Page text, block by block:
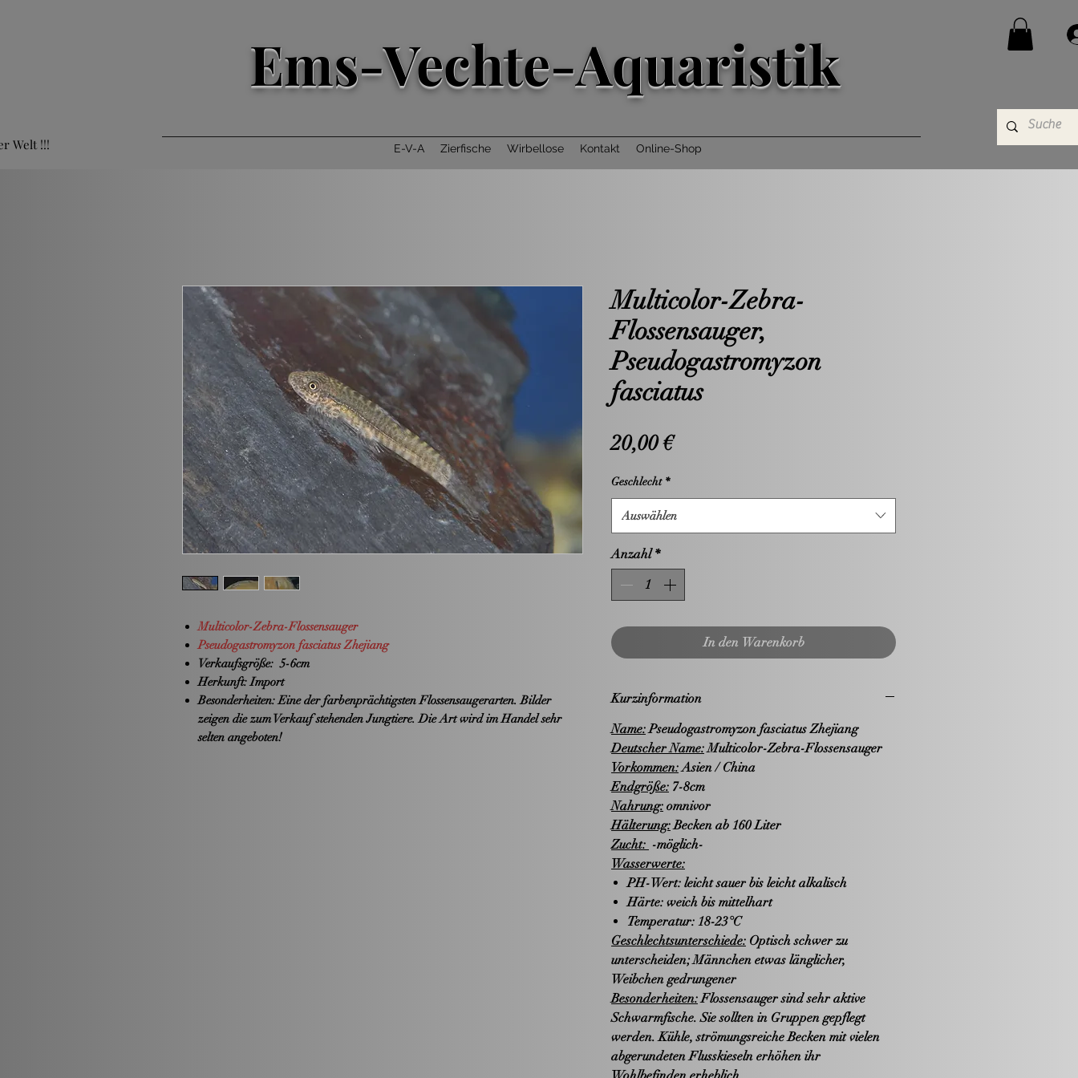
Welt !!!
Ems-Vechte-Aquaristik
E-V-A Zierfische Wirbellose Kontakt Online-Shop
Multicolor-Zebra-Flossensauger
Pseudogastromyzon fasciatus Zhejiang
Verkaufsgröße: 5-6cm
Herkunft:Import
Besonderheiten:Eine der farbenprächtigsten Flossensaugerarten. Bilder
zeigen die zum Verkauf stehenden Jungtiere. Die Art wird im Handel sehr
selten angeboten!
Multicolor-Zebra-
Flossensauger,
Pseudogastromyzon
fasciatus
20,00 €Preis
Geschlecht *
Auswählen
Anzahl *
In den Warenkorb
Kurzinformation
Name:Pseudogastromyzon fasciatus Zhejiang
Deutscher Name:Multicolor-Zebra-Flossensauger
Vorkommen:Asien / China
Endgröße: 7-8cm
Nahrung: omnivor
Hälterung:Becken ab 160 Liter
Zucht: -möglich-
Wasserwerte:
PH-Wert: leicht sauer bis leicht alkalisch
Härte: weich bis mittelhart
Temperatur: 18-23°C
Geschlechtsunterschiede: Optisch schwer zu
unterscheiden; Männchen etwas länglicher,
Weibchen gedrungener
Besonderheiten:Flossensauger sind sehr aktive
Schwarmfische. Sie sollten in Gruppen gepflegt
werden. Kühle, strömungsreiche Becken mit vielen
abgerundeten Flusskieseln erhöhen ihr